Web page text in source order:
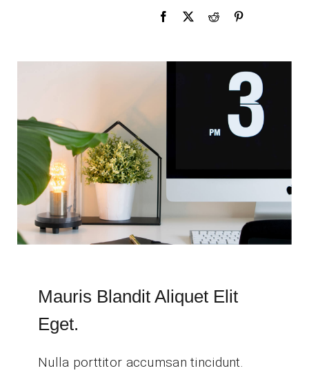
Mauris Blandit Aliquet Elit
Eget.
Nulla porttitor accumsan tincidunt.